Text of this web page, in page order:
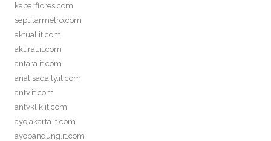
kabarflores.com
seputarmetro.com
aktual.it.com
akurat.it.com
antara.it.com
analisadaily.it.com
antv.it.com
antvklik.it.com
ayojakarta.it.com
ayobandung.it.com